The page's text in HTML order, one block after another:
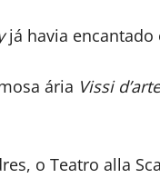
já havia encantado
ária Vissi d’arte
o Teatro alla